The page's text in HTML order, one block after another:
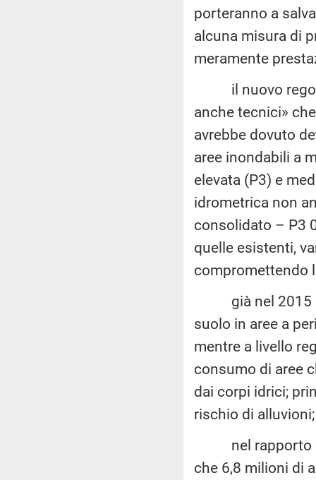
porteranno a
alcuna misura di
meramente
il nuovo
anche tecnici»
avrebbe dovuto
aree inondabili a
elevata (P3) e
idrometrica non
consolidato – P3
quelle esistenti,
compromettendo
già nel 2015
suolo in aree a
mentre a livello
consumo di aree
dai corpi idrici;
rischio di alluvioni;
nel rapporto
che 6,8 milioni di